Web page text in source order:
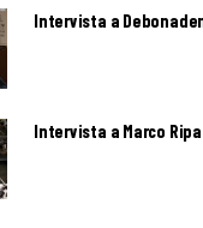
Intervista a
Intervista a Marco Ripa